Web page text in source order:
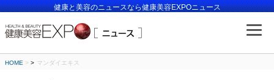
健康と美容のニュースなら健康美容EXPOニュース
HOME > マンダイエキス